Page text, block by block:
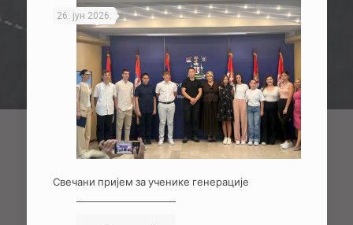
26. јун 2026.
Свечани пријем за ученике генерације